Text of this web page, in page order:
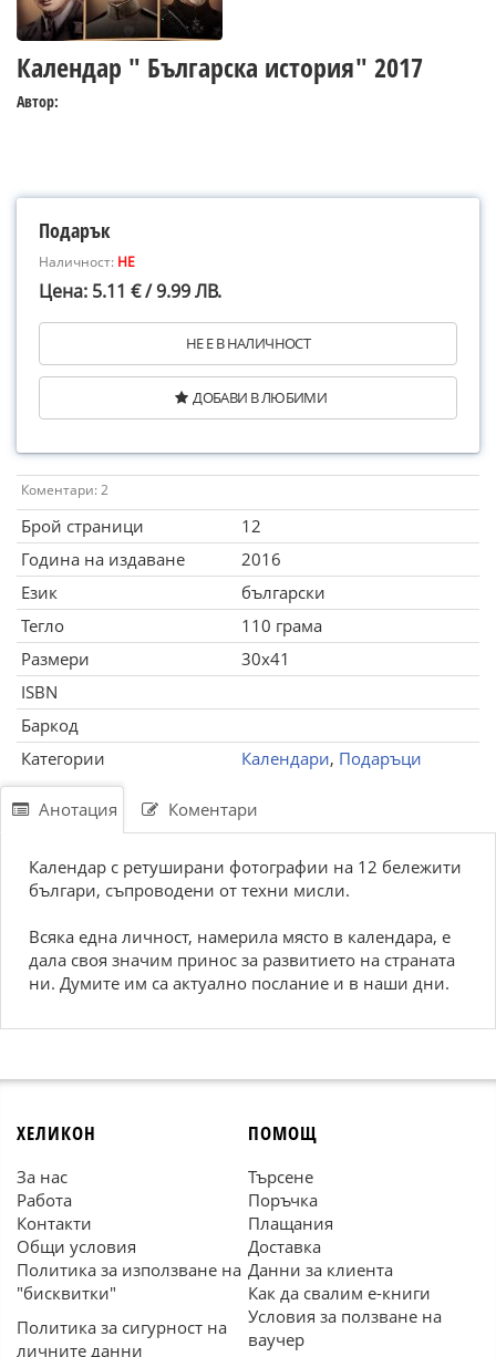
Календар " Българска история" 2017
Автор:
Подарък
Наличност: НЕ
Цена: 5.11 € / 9.99 ЛВ.
НЕ Е В НАЛИЧНОСТ
ДОБАВИ В ЛЮБИМИ
Коментари: 2
Брой страници
12
Година на издаване
2016
Език
български
Тегло
110 грама
Размери
30x41
ISBN
Баркод
Категории
Календари, Подаръци
Анотация Коментари
Календар с ретуширани фотографии на 12 бележити
българи, съпроводени от техни мисли.
Всяка една личност, намерила място в календара, е
дала своя значим принос за развитието на страната
ни. Думите им са актуално послание и в наши дни.
ХЕЛИКОН
За нас
Работа
Контакти
Общи условия
Политика за използване на
"бисквитки"
Политика за сигурност на
личните данни
ПОМОЩ
Търсене
Поръчка
Плащания
Доставка
Данни за клиента
Как да свалим е-книги
Условия за ползване на
ваучер